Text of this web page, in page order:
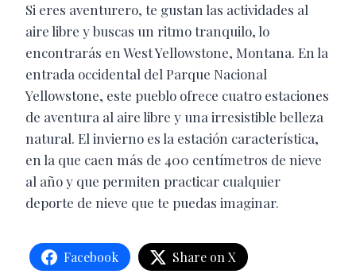
Si eres aventurero, te gustan las actividades al
aire libre y buscas un ritmo tranquilo, lo
encontrarás en West Yellowstone, Montana. En la
entrada occidental del Parque Nacional
Yellowstone, este pueblo ofrece cuatro estaciones
de aventura al aire libre y una irresistible belleza
natural. El invierno es la estación característica,
en la que caen más de 400 centímetros de nieve
al año y que permiten practicar cualquier
deporte de nieve que te puedas imaginar.
Facebook Share on X